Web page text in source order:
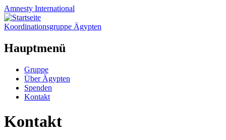
Amnesty International
Koordinationsgruppe Ägypten
Hauptmenü
Zum
Inhalt
springen
Gruppe
Über Ägypten
Spenden
Kontakt
Kontakt